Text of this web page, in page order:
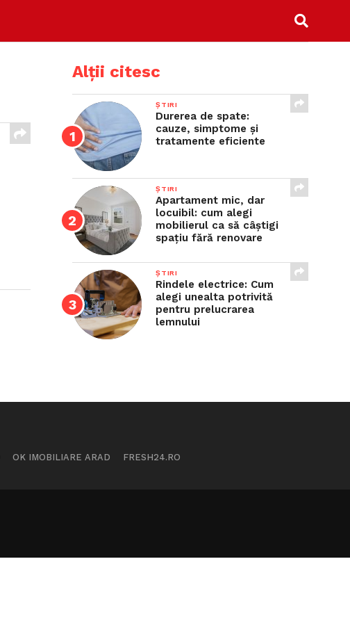
Alții citesc
ȘTIRI
Durerea de spate:
cauze, simptome și
tratamente eficiente
ȘTIRI
Apartament mic, dar
locuibil: cum alegi
mobilierul ca să câștigi
spațiu fără renovare
ȘTIRI
Rindele electrice: Cum
alegi unealta potrivită
pentru prelucrarea
lemnului
OK IMOBILIARE ARAD FRESH24.RO